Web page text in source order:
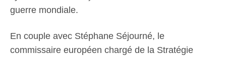
guerre mondiale.
En couple avec Stéphane Séjourné, le
commissaire européen chargé de la Stratégie